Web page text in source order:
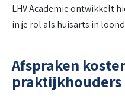
LHV Academie ontwikkelt
in je rol als huisarts in
Afspraken
praktijkhouders